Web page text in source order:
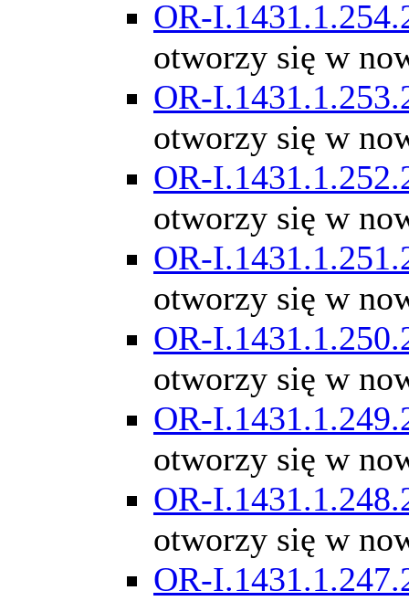
OR-
otworzy się w
OR-
otworzy się w
OR-
otworzy się w
OR-
otworzy się w
OR-
otworzy się w
OR-
otworzy się w
OR-
otworzy się w
OR-